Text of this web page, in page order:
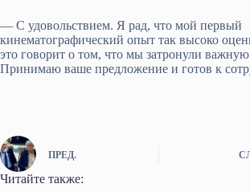
— С удовольствием. Я рад, что мой первый
кинематографический опыт так высоко
это говорит о том, что мы затронули важную
Принимаю ваше предложение и готов к
ПРЕД.
Читайте также: